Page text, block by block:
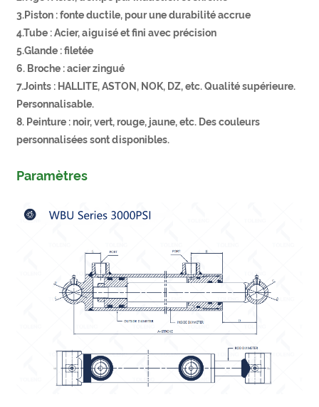
3.Piston : fonte ductile, pour une durabilité accrue
4.Tube : Acier, aiguisé et fini avec précision
5.Glande : filetée
6. Broche : acier zingué
7.Joints : HALLITE, ASTON, NOK, DZ, etc. Qualité supérieure.
Personnalisable.
8. Peinture : noir, vert, rouge, jaune, etc. Des couleurs
personnalisées sont disponibles.
Paramètres